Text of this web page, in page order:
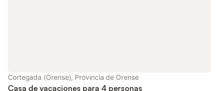
Cortegada (Orense), Provincia de Orense
Casa de vacaciones para 4 personas